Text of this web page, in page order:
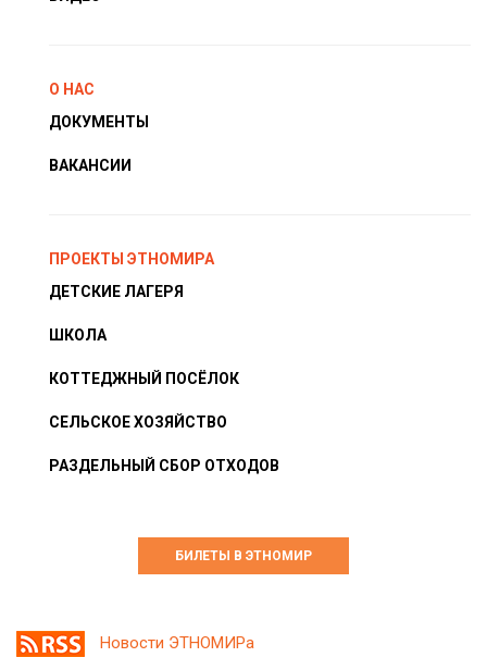
О НАС
ДОКУМЕНТЫ
ВАКАНСИИ
ПРОЕКТЫ ЭТНОМИРА
ДЕТСКИЕ ЛАГЕРЯ
ШКОЛА
КОТТЕДЖНЫЙ ПОСЁЛОК
СЕЛЬСКОЕ ХОЗЯЙСТВО
РАЗДЕЛЬНЫЙ СБОР ОТХОДОВ
БИЛЕТЫ В ЭТНОМИР
Новости ЭТНОМИРа